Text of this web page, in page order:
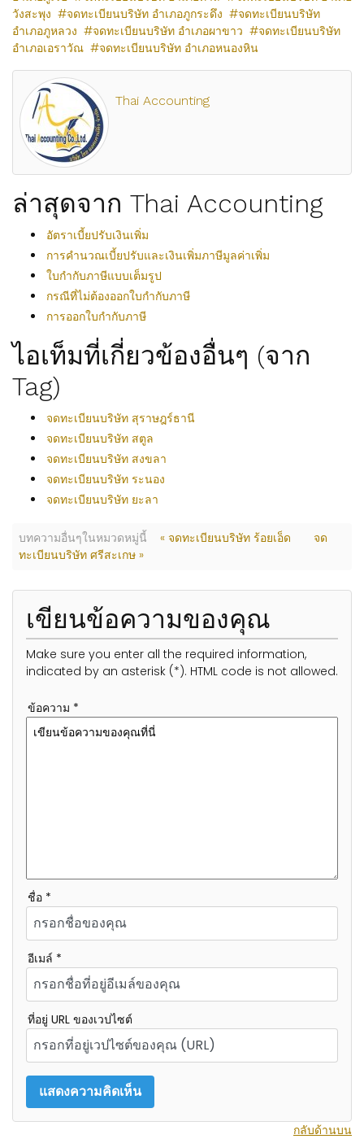
วังสะพุง
จดทะเบียนบริษัท อำเภอภูกระดึง
จดทะเบียนบริษัท
อำเภอภูหลวง
จดทะเบียนบริษัท อำเภอผาขาว
จดทะเบียนบริษัท
อำเภอเอราวัณ
จดทะเบียนบริษัท อำเภอหนองหิน
Thai Accounting
ล่าสุดจาก Thai Accounting
อัตราเบี้ยปรับเงินเพิ่ม
การคำนวณเบี้ยปรับและเงินเพิ่มภาษีมูลค่าเพิ่ม
ใบกำกับภาษีแบบเต็มรูป
กรณีที่ไม่ต้องออกใบกำกับภาษี
การออกใบกำกับภาษี
ไอเท็มที่เกี่ยวข้องอื่นๆ (จาก
Tag)
จดทะเบียนบริษัท สุราษฎร์ธานี
จดทะเบียนบริษัท สตูล
จดทะเบียนบริษัท สงขลา
จดทะเบียนบริษัท ระนอง
จดทะเบียนบริษัท ยะลา
บทความอื่นๆในหมวดหมู่นี้ « จดทะเบียนบริษัท ร้อยเอ็ด
จด
ทะเบียนบริษัท ศรีสะเกษ »
เขียนข้อความของคุณ
Make sure you enter all the required information,
indicated by an asterisk (*). HTML code is not allowed.
ข้อความ *
ชื่อ *
อีเมล์ *
ที่อยู่ URL ของเวปไซต์
กลับด้านบน